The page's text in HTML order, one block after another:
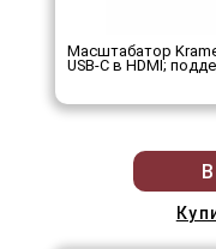
Масштабатор
USB-C в HDMI;